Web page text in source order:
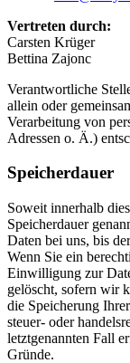
Vertreten durch:
Carsten Krüger
Bettina Zajonc
Verantwortliche
allein oder
Verarbeitung von
Adressen o. Ä.)
Speicherdauer
Soweit innerhalb
Speicherdauer
Daten bei uns, bis
Wenn Sie ein
Einwilligung zur
gelöscht, sofern wir
die Speicherung
steuer- oder
letztgenannten Fall
Gründe.